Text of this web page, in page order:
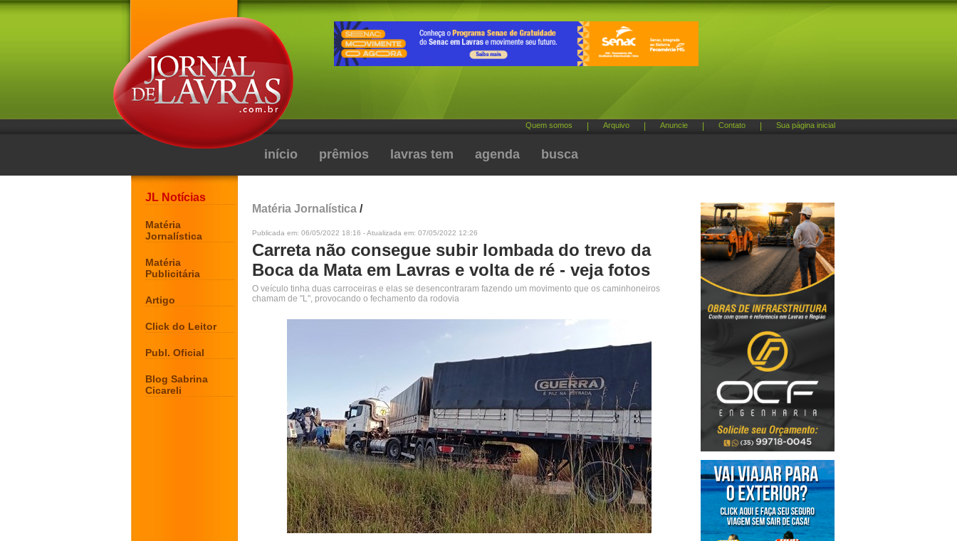
Quem somos Arquivo Anuncie Contato Sua página inicial
início prêmios lavras tem agenda busca
JL Notícias
Matéria
Jornalística
Matéria
Publicitária
Artigo
Click do Leitor
Publ. Oficial
Blog Sabrina
Cicareli
Matéria Jornalística /
Publicada em: 06/05/2022 18:16 - Atualizada em: 07/05/2022 12:26
Carreta não consegue subir lombada do trevo da
Boca da Mata em Lavras e volta de ré - veja fotos
O veículo tinha duas carroceiras e elas se desencontraram fazendo um movimento que os caminhoneiros
chamam de "L", provocando o fechamento da rodovia